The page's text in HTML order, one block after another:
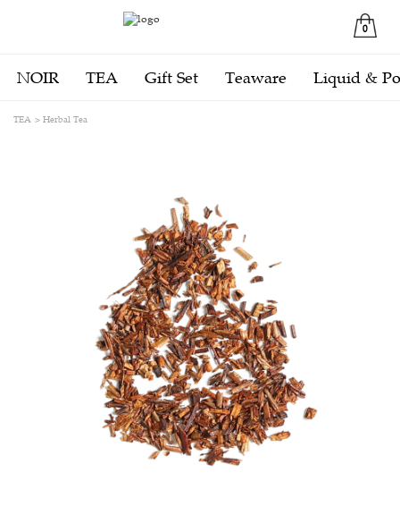
0
NOIR TEA Gift Set Teaware Liquid &
TEA Herbal Tea